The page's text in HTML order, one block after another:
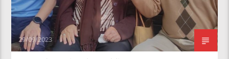
29/09/2023